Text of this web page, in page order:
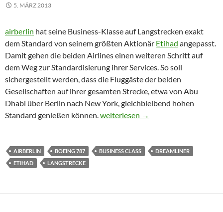
5. MÄRZ 2013
airberlin hat seine Business-Klasse auf Langstrecken exakt
dem Standard von seinem größten Aktionär Etihad angepasst.
Damit gehen die beiden Airlines einen weiteren Schritt auf
dem Weg zur Standardisierung ihrer Services. So soll
sichergestellt werden, dass die Fluggäste der beiden
Gesellschaften auf ihrer gesamten Strecke, etwa von Abu
Dhabi über Berlin nach New York, gleichbleibend hohen
Standard genießen können.airberlin stuft sich auf Etihad-
weiterlesen →
AIRBERLIN BOEING 787 BUSINESS CLASS
DREAMLINER
ETIHAD
LANGSTRECKE